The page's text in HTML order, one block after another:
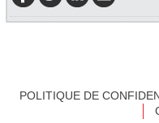
POLITIQUE DE